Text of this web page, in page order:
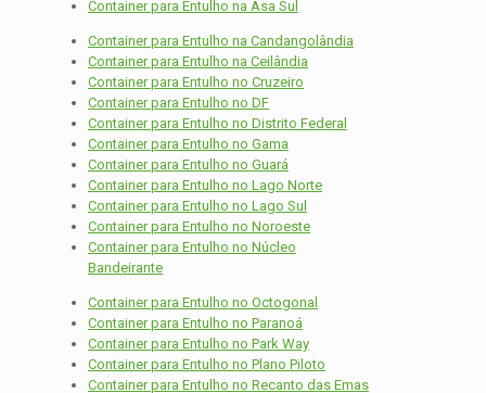
Container para Entulho na Asa Sul
Container para Entulho na Candangolândia
Container para Entulho na Ceilândia
Container para Entulho no Cruzeiro
Container para Entulho no DF
Container para Entulho no Distrito Federal
Container para Entulho no Gama
Container para Entulho no Guará
Container para Entulho no Lago Norte
Container para Entulho no Lago Sul
Container para Entulho no Noroeste
Container para Entulho no Núcleo
Bandeirante
Container para Entulho no Octogonal
Container para Entulho no Paranoá
Container para Entulho no Park Way
Container para Entulho no Plano Piloto
Container para Entulho no Recanto das Emas